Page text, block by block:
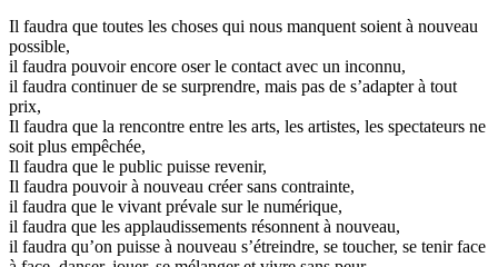
Il faudra que toutes les choses qui nous manquent soient à nouveau
possible,
il faudra pouvoir encore oser le contact avec un inconnu,
il faudra continuer de se surprendre, mais pas de s’adapter à tout
prix,
Il faudra que la rencontre entre les arts, les artistes, les spectateurs ne
soit plus empêchée,
Il faudra que le public puisse revenir,
Il faudra pouvoir à nouveau créer sans contrainte,
il faudra que le vivant prévale sur le numérique,
il faudra que les applaudissements résonnent à nouveau,
il faudra qu’on puisse à nouveau s’étreindre, se toucher, se tenir face